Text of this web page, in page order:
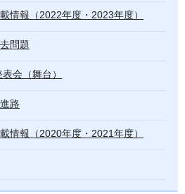
情報（2022年度・2023年度）
問題
会（舞台）
路
情報（2020年度・2021年度）